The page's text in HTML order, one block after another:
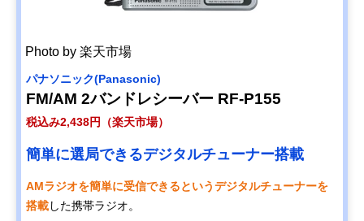
Photo by 楽天市場
パナソニック(Panasonic)
FM/AM 2バンドレシーバー RF-P155
税込み2,438円（楽天市場）
簡単に選局できるデジタルチューナー搭載
AMラジオを簡単に受信できるというデジタルチューナーを
搭載した携帯ラジオ。